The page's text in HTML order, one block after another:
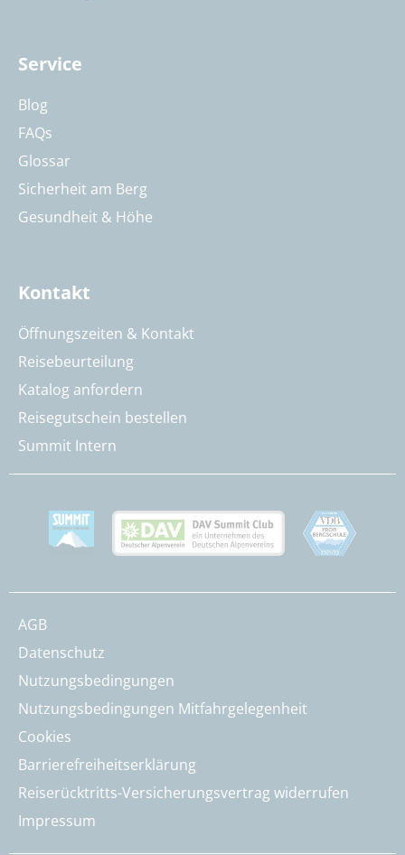
Service
Blog
FAQs
Glossar
Sicherheit am Berg
Gesundheit & Höhe
Kontakt
Öffnungszeiten & Kontakt
Reisebeurteilung
Katalog anfordern
Reisegutschein bestellen
Summit Intern
AGB
Datenschutz
Nutzungsbedingungen
Nutzungsbedingungen Mitfahrgelegenheit
Cookies
Barrierefreiheitserklärung
Reiserücktritts-Versicherungsvertrag widerrufen
Impressum